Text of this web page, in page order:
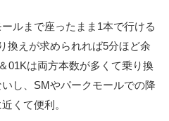
ルまで座ったまま1本で行ける
換えが求められれば5分ほど余
01Kは両方本数が多くて乗り換
し、SMやパークモールでの降
くて便利。